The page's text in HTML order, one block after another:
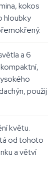
kokos
hloubky
a 6
použij
květu.
od tohoto
a větví